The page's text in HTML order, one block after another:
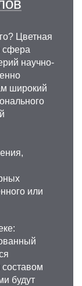
Снука
Цветная
сфера
научно-
широкий
или
будут